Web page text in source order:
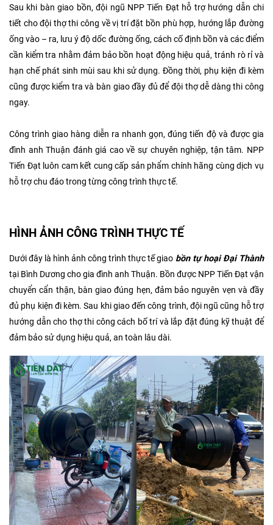
Sau khi bàn giao bồn, đội ngũ NPP Tiến Đạt hỗ trợ hướng dẫn chi
tiết cho đội thợ thi công về vị trí đặt bồn phù hợp, hướng lắp đường
ống vào – ra, lưu ý độ dốc đường ống, cách cố định bồn và các điểm
cần kiểm tra nhằm đảm bảo bồn hoạt động hiệu quả, tránh rò rỉ và
hạn chế phát sinh mùi sau khi sử dụng. Đồng thời, phụ kiện đi kèm
cũng được kiểm tra và bàn giao đầy đủ để đội thợ dễ dàng thi công
ngay.
Công trình giao hàng diễn ra nhanh gọn, đúng tiến độ và được gia
đình anh Thuận đánh giá cao về sự chuyên nghiệp, tận tâm. NPP
Tiến Đạt luôn cam kết cung cấp sản phẩm chính hãng cùng dịch vụ
hỗ trợ chu đáo trong từng công trình thực tế.
HÌNH ẢNH CÔNG TRÌNH THỰC TẾ
Dưới đây là hình ảnh công trình thực tế giao bồn tự hoại Đại Thành
tại Bình Dương cho gia đình anh Thuận. Bồn được NPP Tiến Đạt vận
chuyển cẩn thận, bàn giao đúng hẹn, đảm bảo nguyên vẹn và đầy
đủ phụ kiện đi kèm. Sau khi giao đến công trình, đội ngũ cũng hỗ trợ
hướng dẫn cho thợ thi công cách bố trí và lắp đặt đúng kỹ thuật để
đảm bảo sử dụng hiệu quả, an toàn lâu dài.